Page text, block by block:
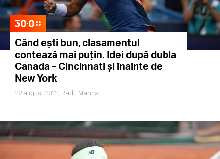
Când ești bun, clasamentul
contează mai puțin. Idei după dubla
Canada – Cincinnati și înainte de
New York
22 august 2022, Radu Marina